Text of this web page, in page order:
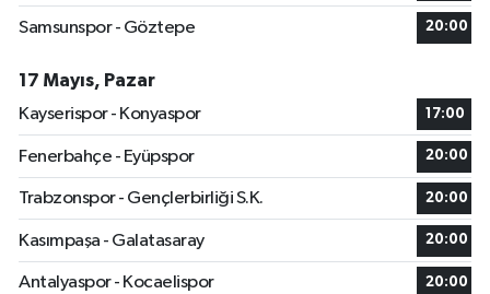
Samsunspor - Göztepe 20:00
17 Mayıs, Pazar
Kayserispor - Konyaspor
17:00
Fenerbahçe - Eyüpspor 20:00
Trabzonspor - Gençlerbirliği S.K. 20:00
Kasımpaşa - Galatasaray 20:00
Antalyaspor - Kocaelispor 20:00